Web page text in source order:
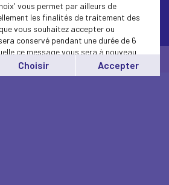
nous
vous permet par ailleurs de
les finalités de traitement des
vous souhaitez accepter ou
conservé pendant une durée de 6
ce message vous sera à nouveau
votre choix à tout moment en
Choisir Accepter